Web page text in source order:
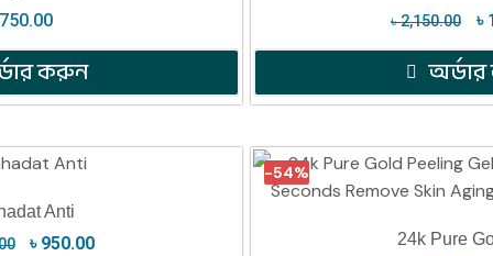
করুন
৳2,150.00 ৳
Anti
৳ 950.00
-54%
24k Pure